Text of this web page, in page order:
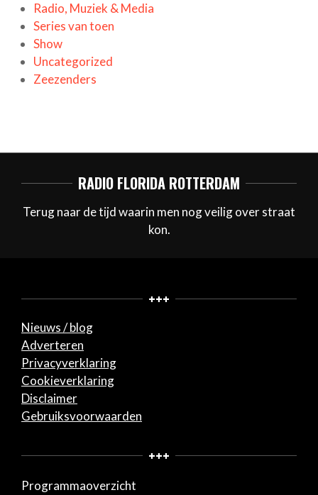
Radio, Muziek & Media
Series van toen
Show
Uncategorized
Zeezenders
RADIO FLORIDA ROTTERDAM
Terug naar de tijd waarin men nog veilig over straat
kon.
+++
Nieuws / blog
Adverteren
Privacyverklaring
Cookieverklaring
Disclaimer
Gebruiksvoorwaarden
+++
Programmaoverzicht